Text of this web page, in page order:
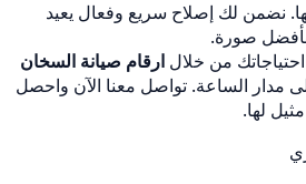
نضمن لك إصلاح سريع وفعال يعيد
صورة.
من خلال ارقام صيانة السخان
مدار الساعة. تواصل معنا الآن واحصل
لها.